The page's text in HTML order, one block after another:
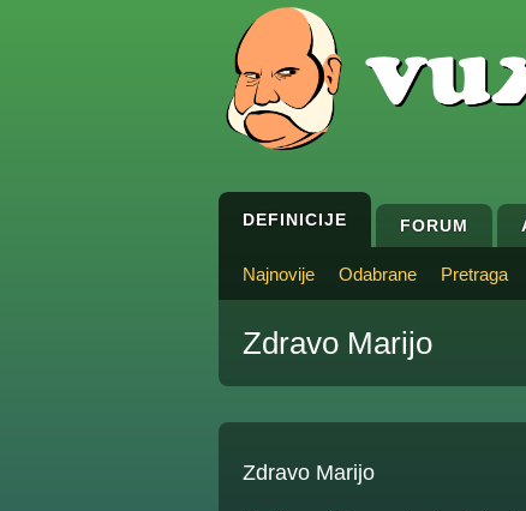
DEFINICIJE FORUM
Najnovije Odabrane Pretraga
Zdravo Marijo
Zdravo Marijo